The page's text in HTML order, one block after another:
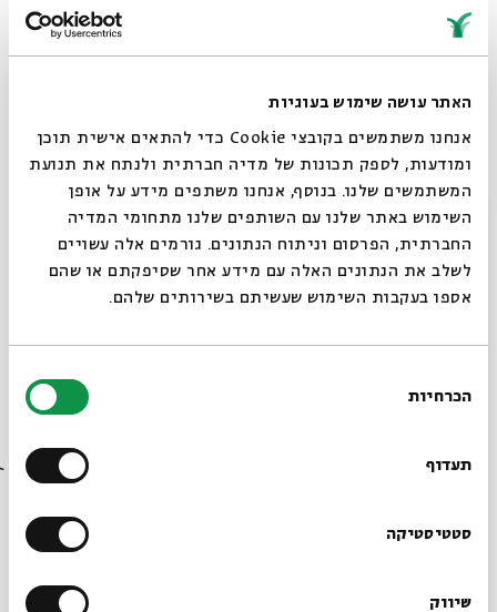
האתר עושה שימוש בעוגיות
אנחנו משתמשים בקובצי Cookie כדי להתאים אישית תוכן
ומודעות, לספק תכונות של מדיה חברתית ולנתח את תנועת
המשתמשים שלנו. בנוסף, אנחנו משתפים מידע על אופן
השימוש באתר שלנו עם השותפים שלנו מתחומי המדיה
החברתית, הפרסום וניתוח הנתונים. גורמים אלה עשויים
לשלב את הנתונים האלה עם מידע אחר שסיפקתם או שהם
אספו בעקבות השימוש שעשיתם בשירותים שלהם.
הסכמה
הכרחיות
תעדוף
סטטיסטיקה
שיווק
עניין שמיטה - עם פרופ' דוד הנשקה -
מפגש רביעי
מתוך:עניין שמיטה - עם פרופ' דוד הנשקה
17.03
סגור